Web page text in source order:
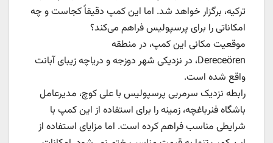
ترکیه، برگزار خواهد شد. اما این کمپ دقیقاً کجاست و چه
امکاناتی را برای پرسپولیس فراهم می‌کند؟
موقعیت مکانی این کمپ، در منطقه
Dereceören، در نزدیکی شهر دوزجه و دریاچه زیبای آبانت
واقع شده است.
رابطه نزدیک سرمربی پرسپولیس با علی کوچ، مدیرعامل
باشگاه فنرباغچه، زمینه را برای استفاده از این کمپ با
شرایطی مناسب فراهم کرده است. اما مزایای استفاده از